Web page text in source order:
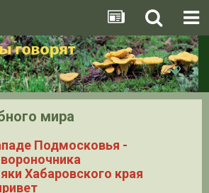
мира
Подмосковья -
Хабаровского края